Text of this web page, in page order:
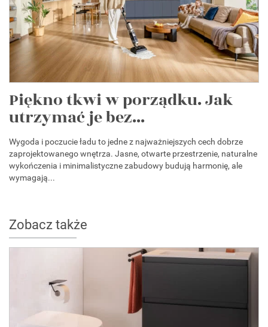
Piękno tkwi w porządku. Jak
utrzymać je bez...
Wygoda i poczucie ładu to jedne z najważniejszych cech dobrze
zaprojektowanego wnętrza. Jasne, otwarte przestrzenie, naturalne
wykończenia i minimalistyczne zabudowy budują harmonię, ale
wymagają...
Zobacz także